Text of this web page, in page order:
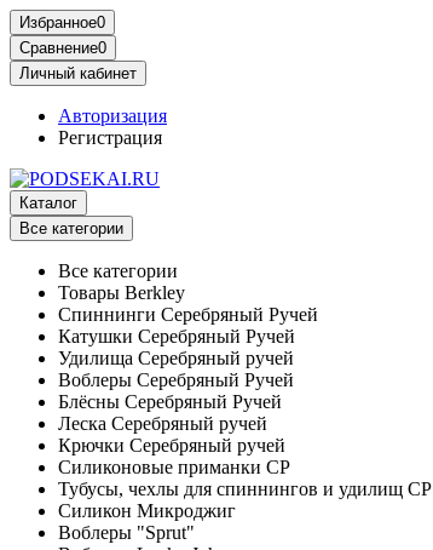
Избранное0
Сравнение0
Личный кабинет
Авторизация
Регистрация
Каталог
Все категории
Все категории
Товары Berkley
Спиннинги Серебряный Ручей
Катушки Серебряный Ручей
Удилища Серебряный ручей
Воблеры Серебряный Ручей
Блёсны Серебряный Ручей
Леска Серебряный ручей
Крючки Серебряный ручей
Силиконовые приманки СР
Тубусы, чехлы для спиннингов и удилищ СР
Силикон Микроджиг
Воблеры "Sprut"